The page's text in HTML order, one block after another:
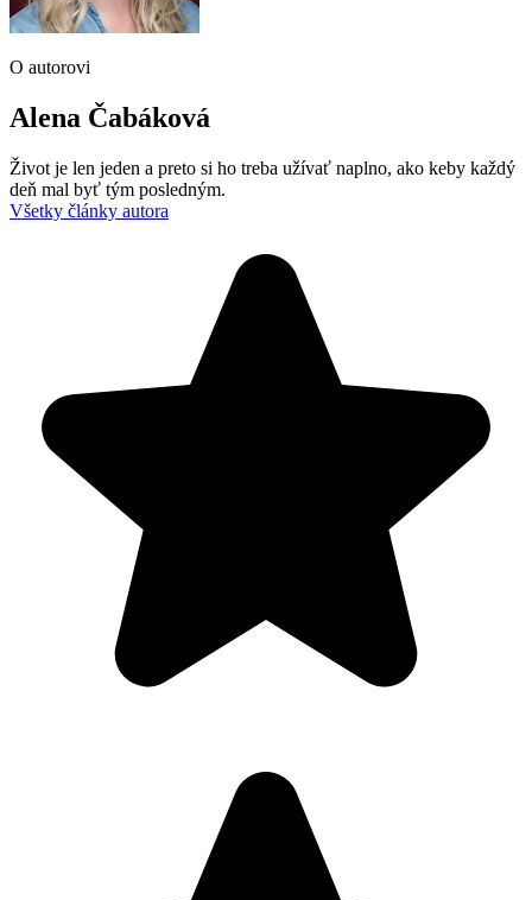
O autorovi
Alena Čabáková
Život je len jeden a preto si ho treba užívať naplno, ako keby každý
deň mal byť tým posledným.
Všetky články autora